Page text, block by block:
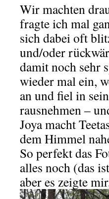
Wir machten
fragte ich mal
sich dabei oft
und/oder
damit noch sehr
wieder mal ein,
an und fiel in
rausnehmen –
Joya macht
dem Himmel
So perfekt das
alles noch (das
aber es zeigte